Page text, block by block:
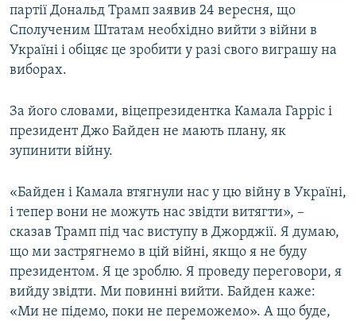
ДОЛУЧАЙСЯ!
Усі сайти RFE/RL
партії Дональд Трамп заявив 24 вересня, що
Сполученим Штатам необхідно вийти з війни в
Україні і обіцяє це зробити у разі свого виграшу на
виборах.
За його словами, віцепрезидентка Камала Гарріс і
президент Джо Байден не мають плану, як
зупинити війну.
«Байден і Камала втягнули нас у цю війну в Україні,
і тепер вони не можуть нас звідти витягти», –
сказав Трамп під час виступу в Джорджії. Я думаю,
що ми застрягнемо в цій війні, якщо я не буду
президентом. Я це зроблю. Я проведу переговори, я
вийду звідти. Ми повинні вийти. Байден каже:
«Ми не підемо, поки не переможемо». А що буде,